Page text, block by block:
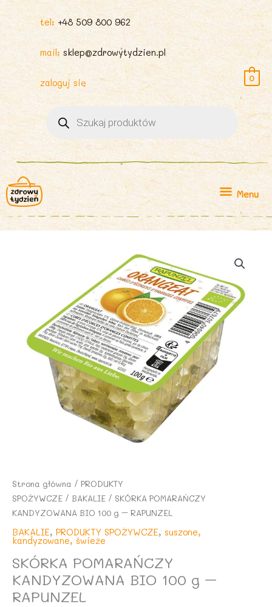
tel: +48 509 800 962
mail: sklep@zdrowytydzien.pl
zaloguj się
produktów
0
Menu
Menu
Strona główna / PRODUKTY
SPOŻYWCZE / BAKALIE / SKÓRKA POMARAŃCZY
KANDYZOWANA BIO 100 g – RAPUNZEL
BAKALIE, PRODUKTY SPOŻYWCZE, suszone,
kandyzowane, świeże
SKÓRKA POMARAŃCZY
KANDYZOWANA BIO 100 g –
RAPUNZEL